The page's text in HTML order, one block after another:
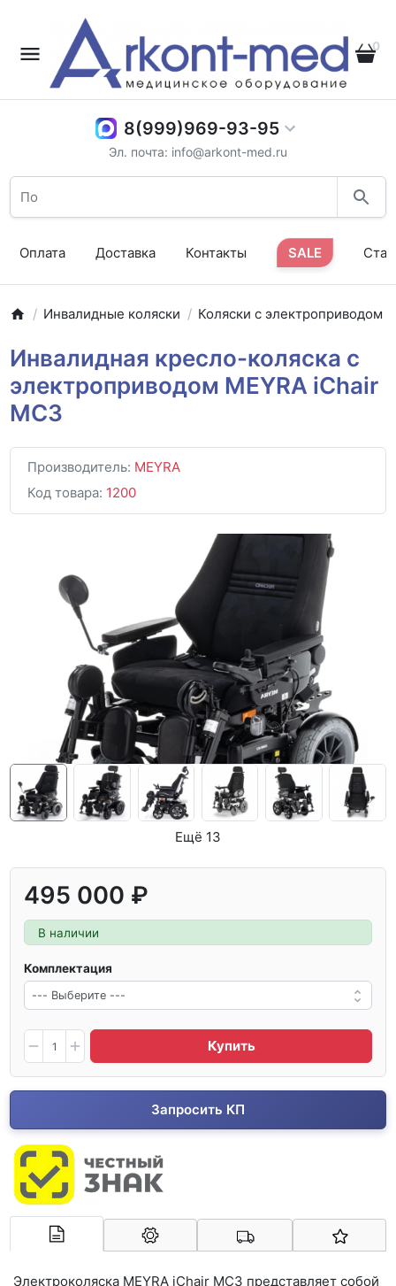
0
8(999)969-93-95
Эл. почта: info@arkont-med.ru
Оплата Доставка Контакты SALE
Инвалидные коляски Коляски с электроприводом
Инвалидная кресло-коляска с
электроприводом MEYRA iChair
MC3
Производитель: MEYRA
Код товара: 1200
Ещё 13
495 000 ₽
В наличии
Комплектация
Купить
Запросить КП
Арконт-Мед
Электроколяска MEYRA iChair MC3 представляет собой